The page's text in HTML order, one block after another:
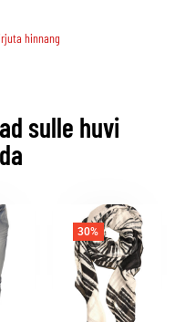
hinnang
sulle huvi
30%